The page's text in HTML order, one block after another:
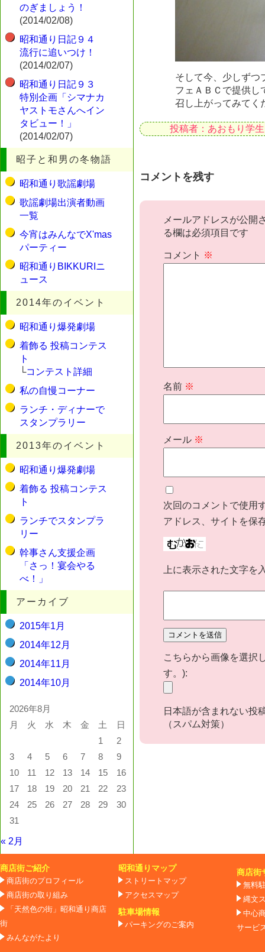
のぎましょう！
(2014/02/08)
昭和通り日記９４
流行に追いつけ！
(2014/02/07)
昭和通り日記９３
特別企画「シマナカ
ヤストモさんへイン
タビュー！」
(2014/02/07)
昭子と和男の冬物語
昭和通り歌謡劇場
歌謡劇場出演者動画
一覧
今宵はみんなでX'mas
パーティー
昭和通りBIKKURIニ
ュース
2014年のイベント
昭和通り爆発劇場
着飾る 投稿コンテス
ト
└コンテスト詳細
私の自慢コーナー
ランチ・ディナーで
スタンプラリー
2013年のイベント
昭和通り爆発劇場
着飾る 投稿コンテス
ト
ランチでスタンプラ
リー
幹事さん支援企画
「さっ！宴会やる
べ！」
アーカイブ
2015年1月
2014年12月
2014年11月
2014年10月
2026年8月
月
火 水 木 金 土
日
1
2
3
4 5 6 7 8
9
10
11 12 13 14 15
16
17
18 19 20 21 22
23
24
25 26 27 28 29
30
31
« 2月
そして今、少しずつ
フェＡＢＣで提供し
召し上がってみてく
投稿者：あおもり学
コメントを残す
メールアドレスが公開
る欄は必須項目です
コメント ※
名前 ※
メール ※
次回のコメントで使用
アドレス、サイトを保
上に表示された文字を
こちらから画像を選択
す。):
日本語が含まれない投
（スパム対策）
商店街ご紹介
商店街のプロフィール
商店街の取り組み
「天然色の街」昭和通り商店
街
みんながたより
昭和通りマップ
ストリートマップ
アクセスマップ
駐車場情報
パーキングのご案内
商店街
無料
縄文
中心
サービ